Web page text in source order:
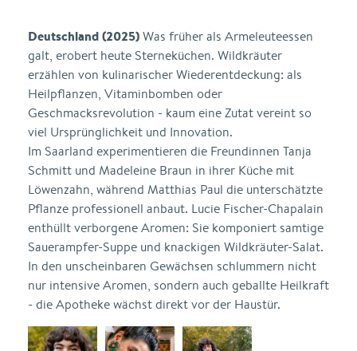
Deutschland (2025)Was früher als Armeleuteessen
galt, erobert heute Sterneküchen. Wildkräuter
erzählen von kulinarischer Wiederentdeckung: als
Heilpflanzen, Vitaminbomben oder
Geschmacksrevolution - kaum eine Zutat vereint so
viel Ursprünglichkeit und Innovation.
Im Saarland experimentieren die Freundinnen Tanja
Schmitt und Madeleine Braun in ihrer Küche mit
Löwenzahn, während Matthias Paul die unterschätzte
Pflanze professionell anbaut. Lucie Fischer-Chapalain
enthüllt verborgene Aromen: Sie komponiert samtige
Sauerampfer-Suppe und knackigen Wildkräuter-Salat.
In den unscheinbaren Gewächsen schlummern nicht
nur intensive Aromen, sondern auch geballte Heilkraft
- die Apotheke wächst direkt vor der Haustür.